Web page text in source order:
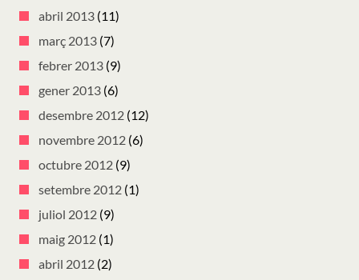
abril 2013 (11)
març 2013 (7)
febrer 2013 (9)
gener 2013 (6)
desembre 2012 (12)
novembre 2012 (6)
octubre 2012 (9)
setembre 2012 (1)
juliol 2012 (9)
maig 2012 (1)
abril 2012 (2)